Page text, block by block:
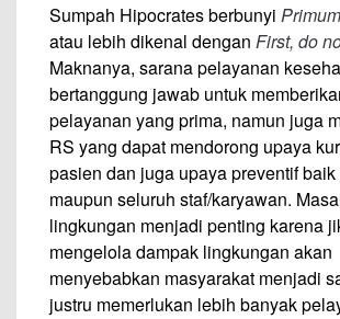
Sumpah Hipocrates berbunyi
atau lebih dikenal dengan First, do
Maknanya, sarana pelayanan
bertanggung jawab untuk
pelayanan yang prima, namun juga
RS yang dapat mendorong upaya
pasien dan juga upaya preventif
maupun seluruh staf/karyawan.
lingkungan menjadi penting karena
mengelola dampak lingkungan akan
menyebabkan masyarakat menjadi
justru memerlukan lebih banyak